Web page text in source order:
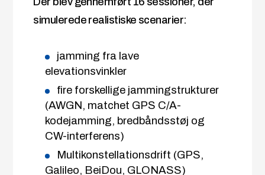
simulerede realistiske scenarier:
jamming fra lave
elevationsvinkler
fire forskellige jammingstrukturer
(AWGN, matchet GPS C/A-
kodejamming, bredbåndsstøj og
CW-interferens)
Multikonstellationsdrift (GPS,
Galileo, BeiDou, GLONASS)